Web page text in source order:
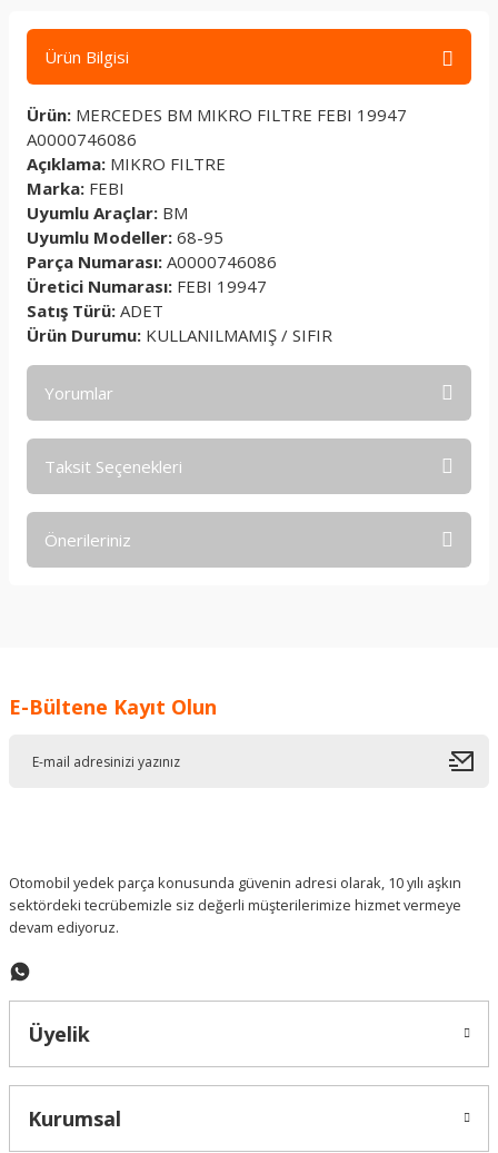
Ürün Bilgisi
Ürün: MERCEDES BM MIKRO FILTRE FEBI 19947
A0000746086
Açıklama: MIKRO FILTRE
Marka: FEBI
Uyumlu Araçlar: BM
Uyumlu Modeller: 68-95
Parça Numarası: A0000746086
Üretici Numarası: FEBI 19947
Satış Türü: ADET
Ürün Durumu: KULLANILMAMIŞ / SIFIR
Yorumlar
Taksit Seçenekleri
Önerileriniz
Ürün resmi kalitesiz, bozuk veya görüntülenemiyor.
E-Bültene Kayıt Olun
Otomobil yedek parça konusunda güvenin adresi olarak, 10 yılı aşkın
sektördeki tecrübemizle siz değerli müşterilerimize hizmet vermeye
devam ediyoruz.
Üyelik
Kurumsal